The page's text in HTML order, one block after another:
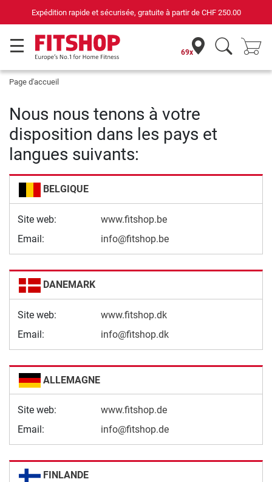
Expédition rapide et sécurisée, gratuite à partir de CHF 250.00
69x
Page d'accueil
Nous nous tenons à votre
disposition dans les pays et
langues suivants:
BELGIQUE
Site web:
www.fitshop.be
Email:
info@fitshop.be
DANEMARK
Site web:
www.fitshop.dk
Email:
info@fitshop.dk
ALLEMAGNE
Site web:
www.fitshop.de
Email:
info@fitshop.de
FINLANDE